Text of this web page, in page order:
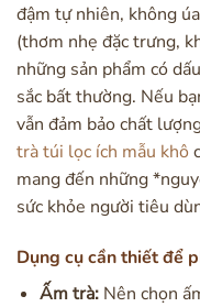
đậm tự nhiên, không
(thơm nhẹ đặc trưng,
những sản phẩm có
sắc bất thường. Nếu
vẫn đảm bảo chất
trà túi lọc ích mẫu khô
mang đến những
sức khỏe người tiêu
Dụng cụ cần thiết để
Ấm trà:Nên chọn